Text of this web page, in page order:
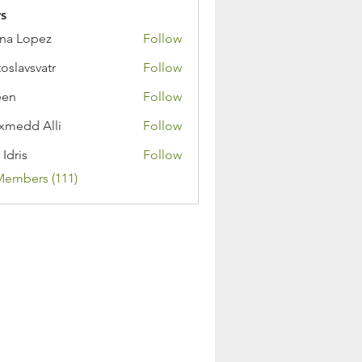
Lopez
Follow
Follow
Follow
Alli
Follow
Idris
Follow
(111)